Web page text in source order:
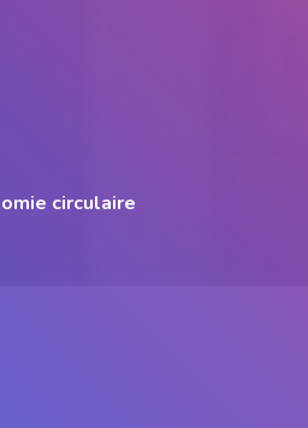
circulaire